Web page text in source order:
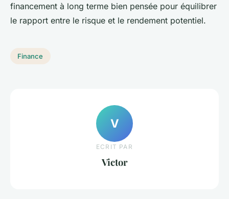
financement à long terme bien pensée pour équilibrer
le rapport entre le risque et le rendement potentiel.
Finance
V
ECRIT PAR
Victor